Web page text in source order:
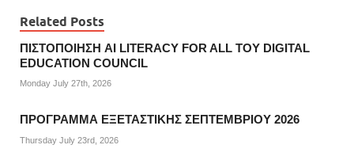
Related Posts
ΠΙΣΤΟΠΟΙΗΣΗ AI LITERACY FOR ALL ΤΟΥ DIGITAL
EDUCATION COUNCIL
Monday July 27th, 2026
ΠΡΟΓΡΑΜΜΑ ΕΞΕΤΑΣΤΙΚΗΣ ΣΕΠΤΕΜΒΡΙΟΥ 2026
Thursday July 23rd, 2026